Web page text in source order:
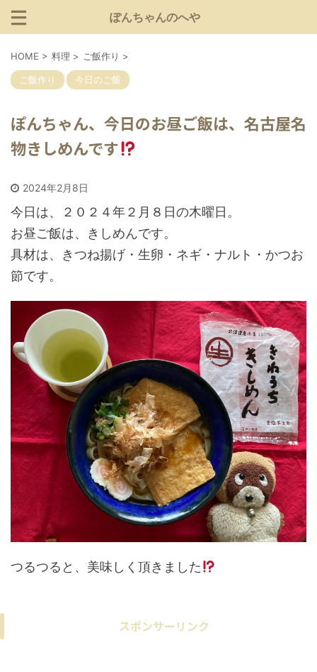
ぽんちゃんのへや
HOME > 料理 > ご飯作り >
ご飯作り 今日のご飯
ぽんちゃん、今日のお昼ご飯は、名古屋名
物きしめんです
2024年2月8日
今日は、２０２４年２月８日の木曜日。
お昼ご飯は、きしめんです。
具材は、きつね揚げ・生卵・ネギ・ナルト・かつお
節です。
つるつると、美味しく頂きました
スポンサーリンク